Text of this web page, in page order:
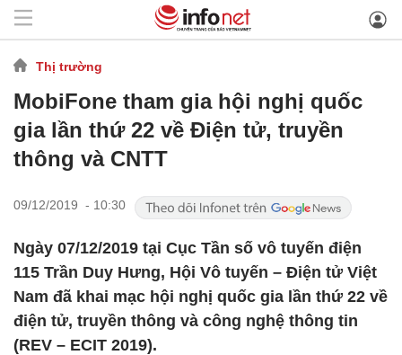
Thị trường
MobiFone tham gia hội nghị quốc
gia lần thứ 22 về Điện tử, truyền
thông và CNTT
09/12/2019 - 10:30
Ngày 07/12/2019 tại Cục Tần số vô tuyến điện
115 Trần Duy Hưng, Hội Vô tuyến – Điện tử Việt
Nam đã khai mạc hội nghị quốc gia lần thứ 22 về
điện tử, truyền thông và công nghệ thông tin
(REV – ECIT 2019).